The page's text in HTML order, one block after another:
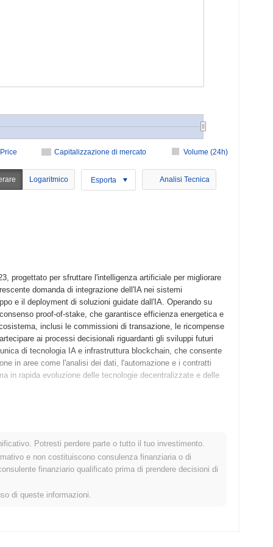
Capitalizzazione di mercato Volume (24h)
Price
Logaritmico Esporta Analisi Tecnica
progettato per sfruttare l'intelligenza artificiale per migliorare
domanda di integrazione dell'IA nei sistemi
e il deployment di soluzioni guidate dall'IA. Operando su
proof-of-stake, che garantisce efficienza energetica e
inclusi le commissioni di transazione, le ricompense
ai processi decisionali riguardanti gli sviluppi futuri
di tecnologia IA e infrastruttura blockchain, che consente
in aree come l'analisi dei dati, l'automazione e i contratti
in rapida evoluzione delle tecnologie decentralizzate e delle
consentendo a sviluppatori e primi adottanti di
è stato ufficialmente lanciato a dicembre 2022, segnando la
iniziale si è concentrato sulla creazione di un ecosistema
e l'accessibilità per gli utenti. La distribuzione iniziale
la traiettoria di crescita di Flourishing AI e il suo impegno
Potresti perdere parte o tutto il tuo investimento.
e non costituiscono consulenza finanziaria o di
finanziario qualificato prima di prendere decisioni di
di queste informazioni.